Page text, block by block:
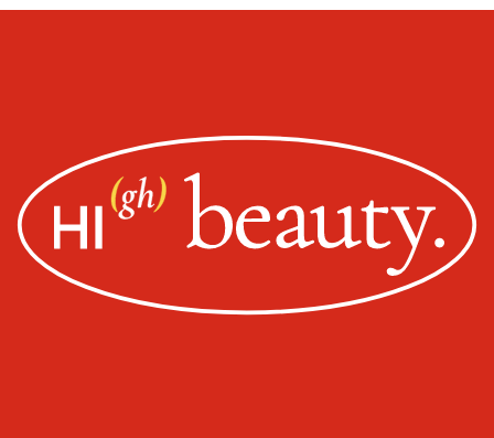
ИП Пищелева В.А.
ИНН 231517796699
ОГРН 320774600200027
Публичная оферта
Политика конфиденциальности
WhatsApp Telegram